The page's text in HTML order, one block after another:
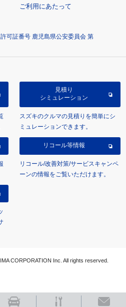
ご利用にあたって
可証番号 鹿児島県公安委員会 第
見積り
シミュレーション
スズキのクルマの見積りを簡単にシ
ミュレーションできます。
リコール等情報
リコール/改善対策/サービスキャンペ
ーンの情報をご覧いただけます。
CORPORATION Inc. All rights reserved.